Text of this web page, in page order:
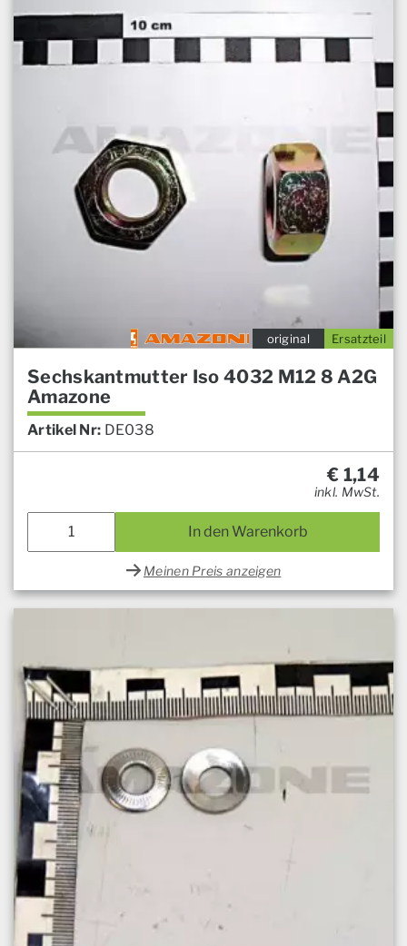
Ersatzteil
original
Sechskantmutter Iso 4032 M12 8 A2G
Amazone
Artikel Nr: DE038
€ 1,14
inkl. MwSt.
In den Warenkorb
Meinen Preis anzeigen